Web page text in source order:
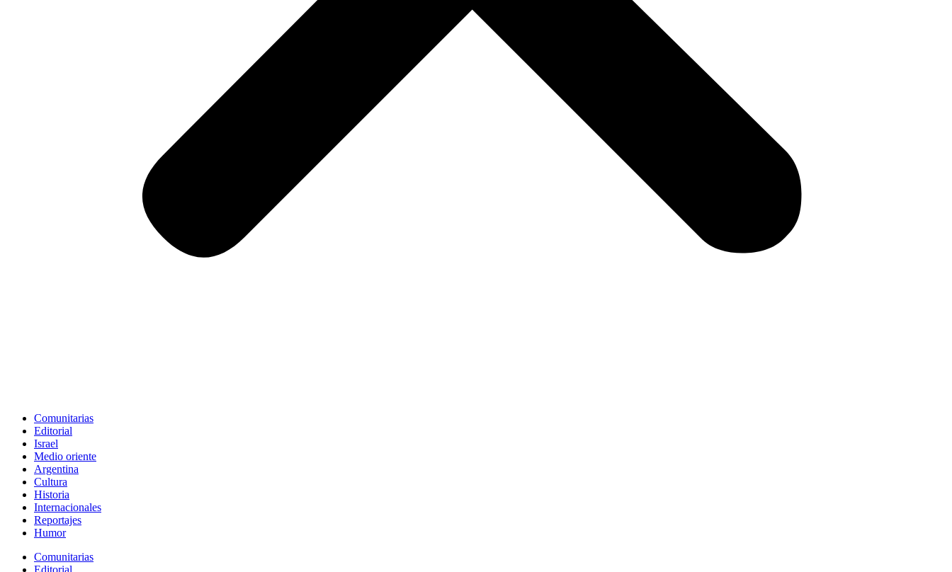
Comunitarias
Editorial
Israel
Medio oriente
Argentina
Cultura
Historia
Internacionales
Reportajes
Humor
Comunitarias
Editorial